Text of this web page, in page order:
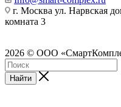
г. Москва ул. Нарвская
комната 3
2026 © ООО
Найти